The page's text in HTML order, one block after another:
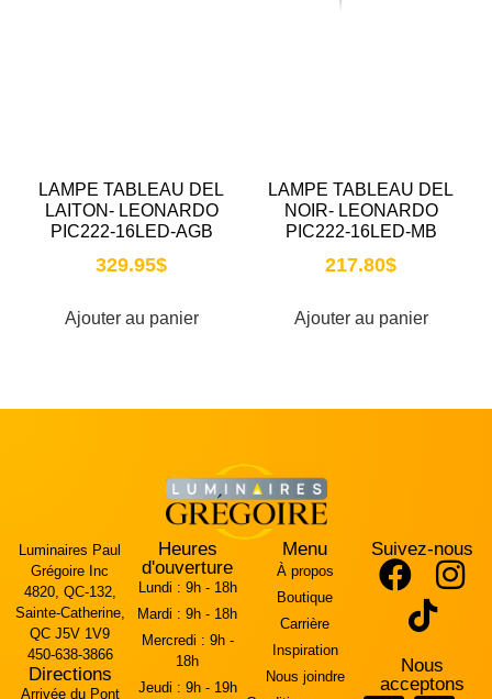
LAMPE TABLEAU DEL
LAITON- LEONARDO
PIC222-16LED-AGB
329.95$
Ajouter au panier
LAMPE TABLEAU DEL
NOIR- LEONARDO
PIC222-16LED-MB
217.80$
Ajouter au panier
Luminaires Paul
Grégoire Inc
4820, QC-132,
Sainte-Catherine,
QC J5V 1V9
450-638-3866
Directions
Arrivée du Pont
Heures
d'ouverture
Lundi : 9h - 18h
Mardi : 9h - 18h
Mercredi : 9h -
18h
Jeudi : 9h - 19h
Menu
À propos
Boutique
Carrière
Inspiration
Nous joindre
Suivez-nous
Nous
acceptons